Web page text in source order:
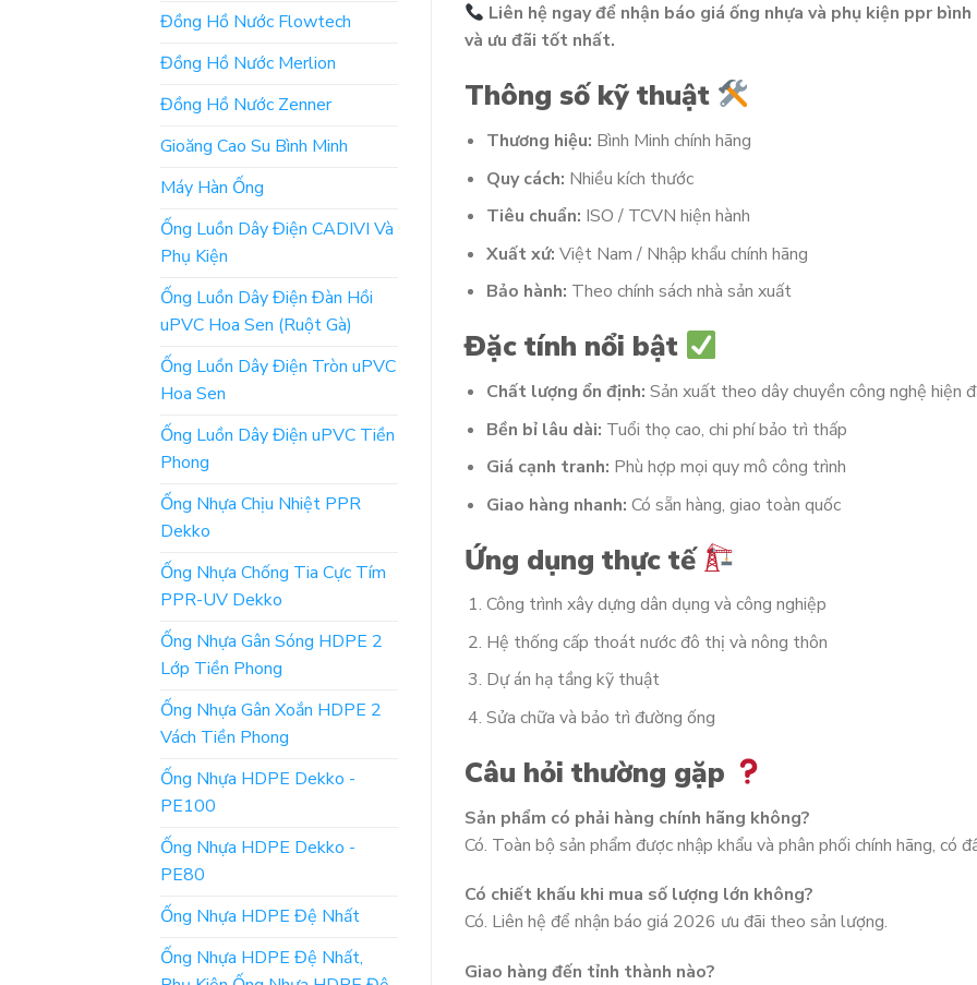
Đồng Hồ Nước Flowtech
Đồng Hồ Nước Merlion
Đồng Hồ Nước Zenner
Gioăng Cao Su Bình Minh
Máy Hàn Ống
Ống Luồn Dây Điện CADIVI Và
Phụ Kiện
Ống Luồn Dây Điện Đàn Hồi
uPVC Hoa Sen (Ruột Gà)
Ống Luồn Dây Điện Tròn uPVC
Hoa Sen
Ống Luồn Dây Điện uPVC Tiền
Phong
Ống Nhựa Chịu Nhiệt PPR
Dekko
Ống Nhựa Chống Tia Cực Tím
PPR-UV Dekko
Ống Nhựa Gân Sóng HDPE 2
Lớp Tiền Phong
Ống Nhựa Gân Xoắn HDPE 2
Vách Tiền Phong
Ống Nhựa HDPE Dekko -
PE100
Ống Nhựa HDPE Dekko -
PE80
Ống Nhựa HDPE Đệ Nhất
Ống Nhựa HDPE Đệ Nhất,
Liên hệ ngay để nhận báo giá ống nhựa và phụ kiện ppr
và ưu đãi tốt nhất.
Thông số kỹ thuật
Thương hiệu: Bình Minh chính hãng
Quy cách: Nhiều kích thước
Tiêu chuẩn: ISO / TCVN hiện hành
Xuất xứ: Việt Nam / Nhập khẩu chính hãng
Bảo hành: Theo chính sách nhà sản xuất
Đặc tính nổi bật
Chất lượng ổn định: Sản xuất theo dây chuyền công nghệ hiện
Bền bỉ lâu dài: Tuổi thọ cao, chi phí bảo trì thấp
Giá cạnh tranh: Phù hợp mọi quy mô công trình
Giao hàng nhanh: Có sẵn hàng, giao toàn quốc
Ứng dụng thực tế
Công trình xây dựng dân dụng và công nghiệp
Hệ thống cấp thoát nước đô thị và nông thôn
Dự án hạ tầng kỹ thuật
Sửa chữa và bảo trì đường ống
Câu hỏi thường gặp
Sản phẩm có phải hàng chính hãng không?
Có. Toàn bộ sản phẩm được nhập khẩu và phân phối chính hãng, có
Có chiết khấu khi mua số lượng lớn không?
Có. Liên hệ để nhận báo giá 2026 ưu đãi theo sản lượng.
Giao hàng đến tỉnh thành nào?